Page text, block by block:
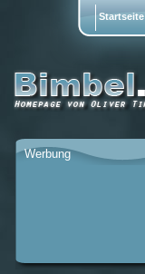
Werbung
Startseite